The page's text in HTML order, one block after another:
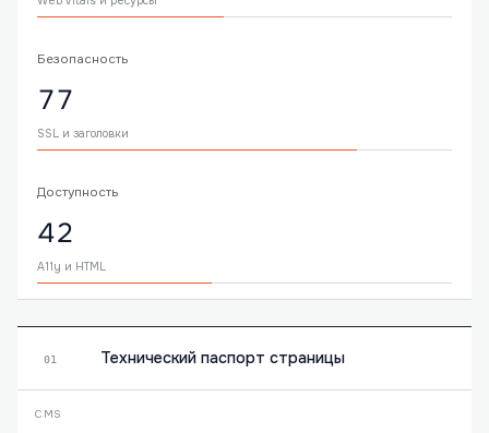
Безопасность
77
SSL и заголовки
Доступность
42
A11y и HTML
01 Технический паспорт страницы
CMS